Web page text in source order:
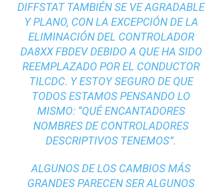
DIFFSTAT TAMBIÉN SE VE AGRADABLE
Y PLANO, CON LA EXCEPCIÓN DE LA
ELIMINACIÓN DEL CONTROLADOR
DA8XX FBDEV DEBIDO A QUE HA SIDO
REEMPLAZADO POR EL CONDUCTOR
TILCDC. Y ESTOY SEGURO DE QUE
TODOS ESTAMOS PENSANDO LO
MISMO: “QUÉ ENCANTADORES
NOMBRES DE CONTROLADORES
DESCRIPTIVOS TENEMOS”.
ALGUNOS DE LOS CAMBIOS MÁS
GRANDES PARECEN SER ALGUNOS